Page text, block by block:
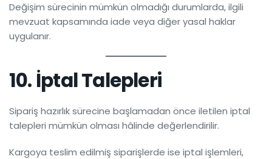
Değişim sürecinin mümkün olmadığı durumlarda, ilgili
mevzuat kapsamında iade veya diğer yasal haklar
uygulanır.
10. İptal Talepleri
Sipariş hazırlık sürecine başlamadan önce iletilen iptal
talepleri mümkün olması hâlinde değerlendirilir.
Kargoya teslim edilmiş siparişlerde ise iptal işlemleri,